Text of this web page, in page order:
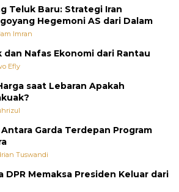
Teluk Baru: Strategi Iran
Hegemoni AS dari Dalam
Imran
dan Nafas Ekonomi dari Rantau
Efly
saat Lebaran Apakah
Garda Terdepan Program
Tuswandi
DPR Memaksa Presiden Keluar dari